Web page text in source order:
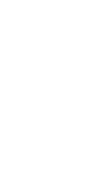
et de l’Étoile